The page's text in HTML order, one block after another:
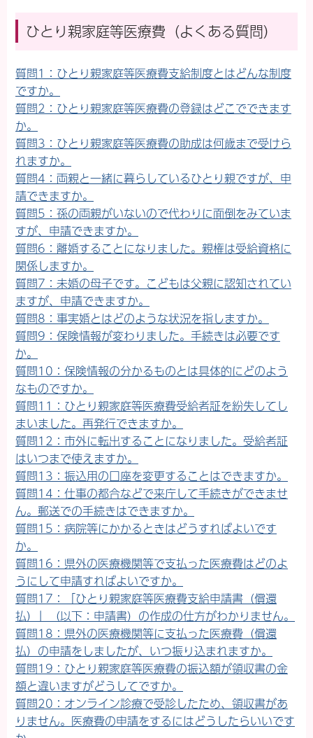
ひとり親家庭等医療費 （よくある質問）
質問1：ひとり親家庭等医療費支給制度とはどんな制度
ですか。
質問2：ひとり親家庭等医療費の登録はどこでできます
か。
質問3：ひとり親家庭等医療費の助成は何歳まで受けら
れますか。
質問4：両親と一緒に暮らしているひとり親ですが、申
請できますか。
質問5：孫の両親がいないので代わりに面倒をみていま
すが、申請できますか。
質問6：離婚することになりました。親権は受給資格に
関係しますか。
質問7：未婚の母子です。こどもは父親に認知されてい
ますが、申請できますか。
質問8：事実婚とはどのような状況を指しますか。
質問9：保険情報が変わりました。手続きは必要です
か。
質問10：保険情報の分かるものとは具体的にどのよう
なものですか。
質問11：ひとり親家庭等医療費受給者証を紛失してし
まいました。再発行できますか。
質問12：市外に転出することになりました。受給者証
はいつまで使えますか。
質問13：振込用の口座を変更することはできますか。
質問14：仕事の都合などで来庁して手続きができませ
ん。郵送での手続きはできますか。
質問15：病院等にかかるときはどうすればよいです
か。
質問16：県外の医療機関等で支払った医療費はどのよ
うにして申請すればよいですか。
質問17：「ひとり親家庭等医療費支給申請書（償還
払）」（以下：申請書）の作成の仕方がわかりません。
質問18：県外の医療機関等に支払った医療費（償還
払）の申請をしましたが、いつ振り込まれますか。
質問19：ひとり親家庭等医療費の振込額が領収書の金
額と違いますがどうしてですか。
質問20：オンライン診療で受診したため、領収書があ
りません。医療費の申請をするにはどうしたらいいです